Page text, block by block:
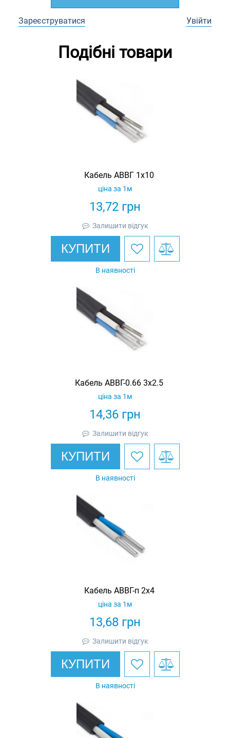
Зареєструватися Увійти
Подібні товари
Кабель АВВГ 1х10
13,72 грн
ціна за 1м
Залишити відгук
КУПИТИ
В наявності
Кабель АВВГ-0.66 3х2.5
14,36 грн
ціна за 1м
Залишити відгук
КУПИТИ
В наявності
Кабель АВВГ-п 2х4
13,68 грн
ціна за 1м
Залишити відгук
КУПИТИ
В наявності